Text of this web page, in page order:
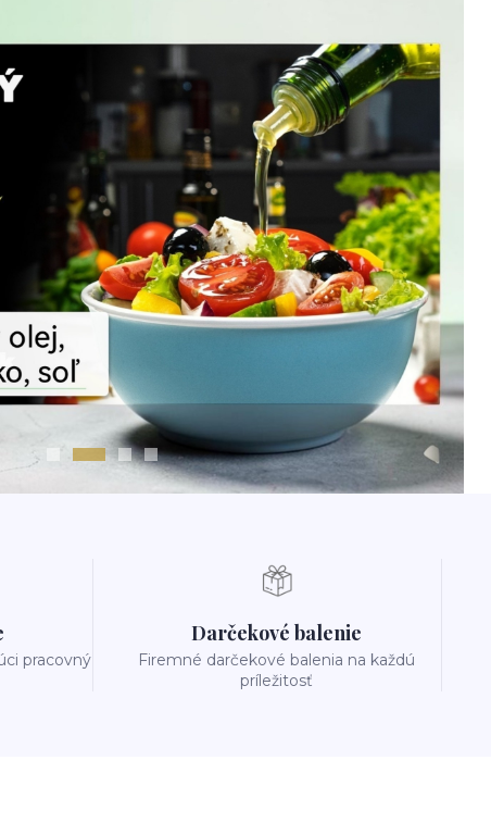
pracovný
Darčekové balenie
Firemné darčekové balenia na každú
príležitosť